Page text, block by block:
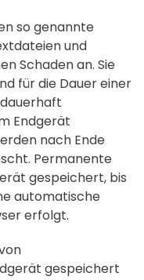
so genannte
und
Schaden an. Sie
für die Dauer einer
Endgerät
nach Ende
Permanente
gespeichert, bis
automatische
erfolgt.
gespeichert